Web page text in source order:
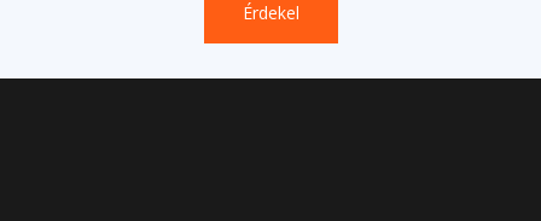
Érdekel